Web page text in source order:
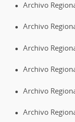
Archivo
Archivo
Archivo
Archivo
Archivo
Archivo